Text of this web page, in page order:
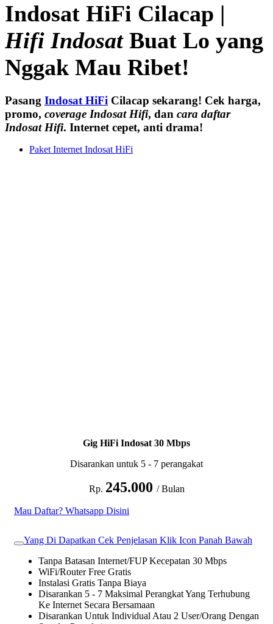
Indosat HiFi Cilacap |
Hifi IndosatBuat Lo yang
Nggak Mau Ribet!
Pasang Indosat HiFi Cilacap sekarang! Cek harga,
promo, coverage Indosat Hifi, dan cara daftar
Indosat Hifi. Internet cepet, anti drama!
Paket Internet Indosat HiFi
Gig HiFi Indosat 30 Mbps
Disarankan untuk 5 - 7 perangakat
Rp. 245.000 / Bulan
Mau Daftar? Whatsapp Disini
Yang Di Dapatkan Cek Penjelasan Klik Icon Panah Bawah
Tanpa Batasan Internet/FUP Kecepatan 30 Mbps
WiFi/Router Free Gratis
Instalasi Gratis Tanpa Biaya
Disarankan 5 - 7 Maksimal Perangkat Yang Terhubung
Ke Internet Secara Bersamaan
Disarankan Untuk Individual Atau 2 User/Orang Dengan